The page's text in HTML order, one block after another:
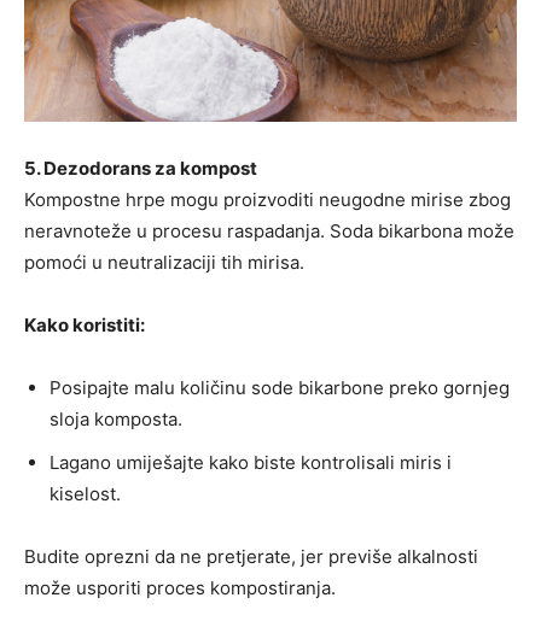
5. Dezodorans za kompost
Kompostne hrpe mogu proizvoditi neugodne mirise zbog
neravnoteže u procesu raspadanja. Soda bikarbona može
pomoći u neutralizaciji tih mirisa.
Kako koristiti:
Posipajte malu količinu sode bikarbone preko gornjeg
sloja komposta.
Lagano umiješajte kako biste kontrolisali miris i
kiselost.
Budite oprezni da ne pretjerate, jer previše alkalnosti
može usporiti proces kompostiranja.